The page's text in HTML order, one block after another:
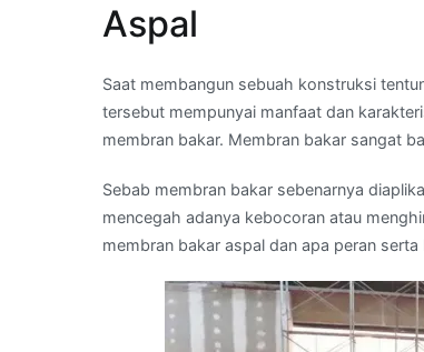
Aspal
Saat membangun sebuah konstruksi
tersebut mempunyai manfaat dan
membran bakar. Membran bakar sangat
Sebab membran bakar sebenarnya
mencegah adanya kebocoran atau
membran bakar aspal dan apa peran